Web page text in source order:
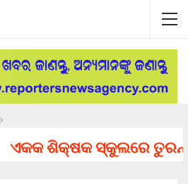
ଏକକ ଶିକ୍ଷକ ସ୍କୁଲରେ ତୁରନ୍ତ